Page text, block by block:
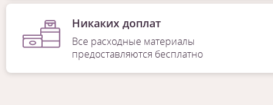
Никаких доплат
Все расходные материалы
предоставляются бесплатно